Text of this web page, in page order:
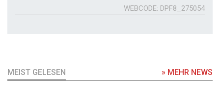
WEBCODE DPF8_275054
MEIST GELESEN » MEHR NEWS